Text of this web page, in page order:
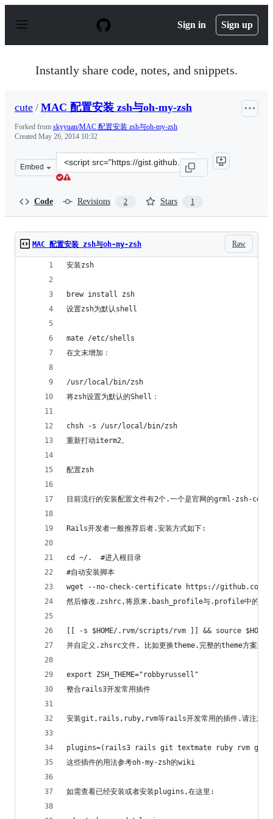
p
Sign in Sign up
Instantly share code, notes, and snippets.
cute / MAC 配置安装 zsh与oh-my-zsh
Forked from skyyuan/MAC 配置安装 zsh与oh-my-zsh
Created May 26, 2014 10:32
Embed
Clone
this
Code Revisions 2 Stars 1
Raw
MAC 配置安装 zsh与oh-my-zsh
安装zsh
brew install zsh
设置zsh为默认shell
mate /etc/shells
在文末增加：
/usr/local/bin/zsh
将zsh设置为默认的Shell：
chsh -s /usr/local/bin/zsh
重新打动iterm2。
配置zsh
目前流行的安装配置文件有2个.一个是官网的grml-zsh-
Rails开发者一般推荐后者.安装方式如下:
cd ~/.  #进入根目录
#自动安装脚本
wget --no-check-certificate https://github.com/
然后修改.zshrc,将原来.bash_profile与.profile中的自定
[[ -s $HOME/.rvm/scripts/rvm ]] && source
并自定义.zhsrc文件, 比如更换theme.完整的theme方案列表
export ZSH_THEME="robbyrussell"
整合rails3开发常用插件
安装git,rails,ruby,rvm等rails开发常用的插件.请注意
plugins=(rails3 rails git textmate ruby rvm
这些插件的用法参考oh-my-zsh的wiki
如需查看已经安装或者安装plugins,在这里: